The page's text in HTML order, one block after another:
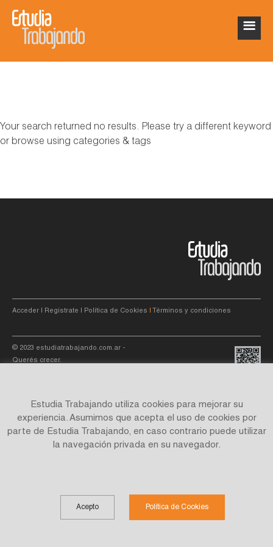
Your search returned no results. Please try a different keyword
or browse using categories & tags
Acceder Registrate Política de Cookies Términos y condiciones
© 2023 estudiatrabajando.com.ar -
Querés crecer.
Site by
Estudia Trabajando utiliza cookies para mejorar su
experiencia. Asumimos que acepta el uso de cookies por
parte de Estudia Trabajando, en caso contrario puede utilizar
la navegación privada en su navegador.
Acepto Política de Cookies